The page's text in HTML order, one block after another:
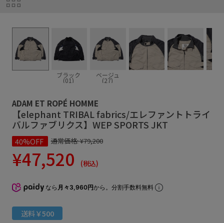
ブラック
(01)
ベージュ
(27)
ADAM ET ROPÉ HOMME
【elephant TRIBAL fabrics/エレファントトライ
バルファブリクス】WEP SPORTS JKT
40%OFF 通常価格:¥79,200
¥47,520 (税込)
なら 月々3,960円から。分割手数料無料
送料￥500